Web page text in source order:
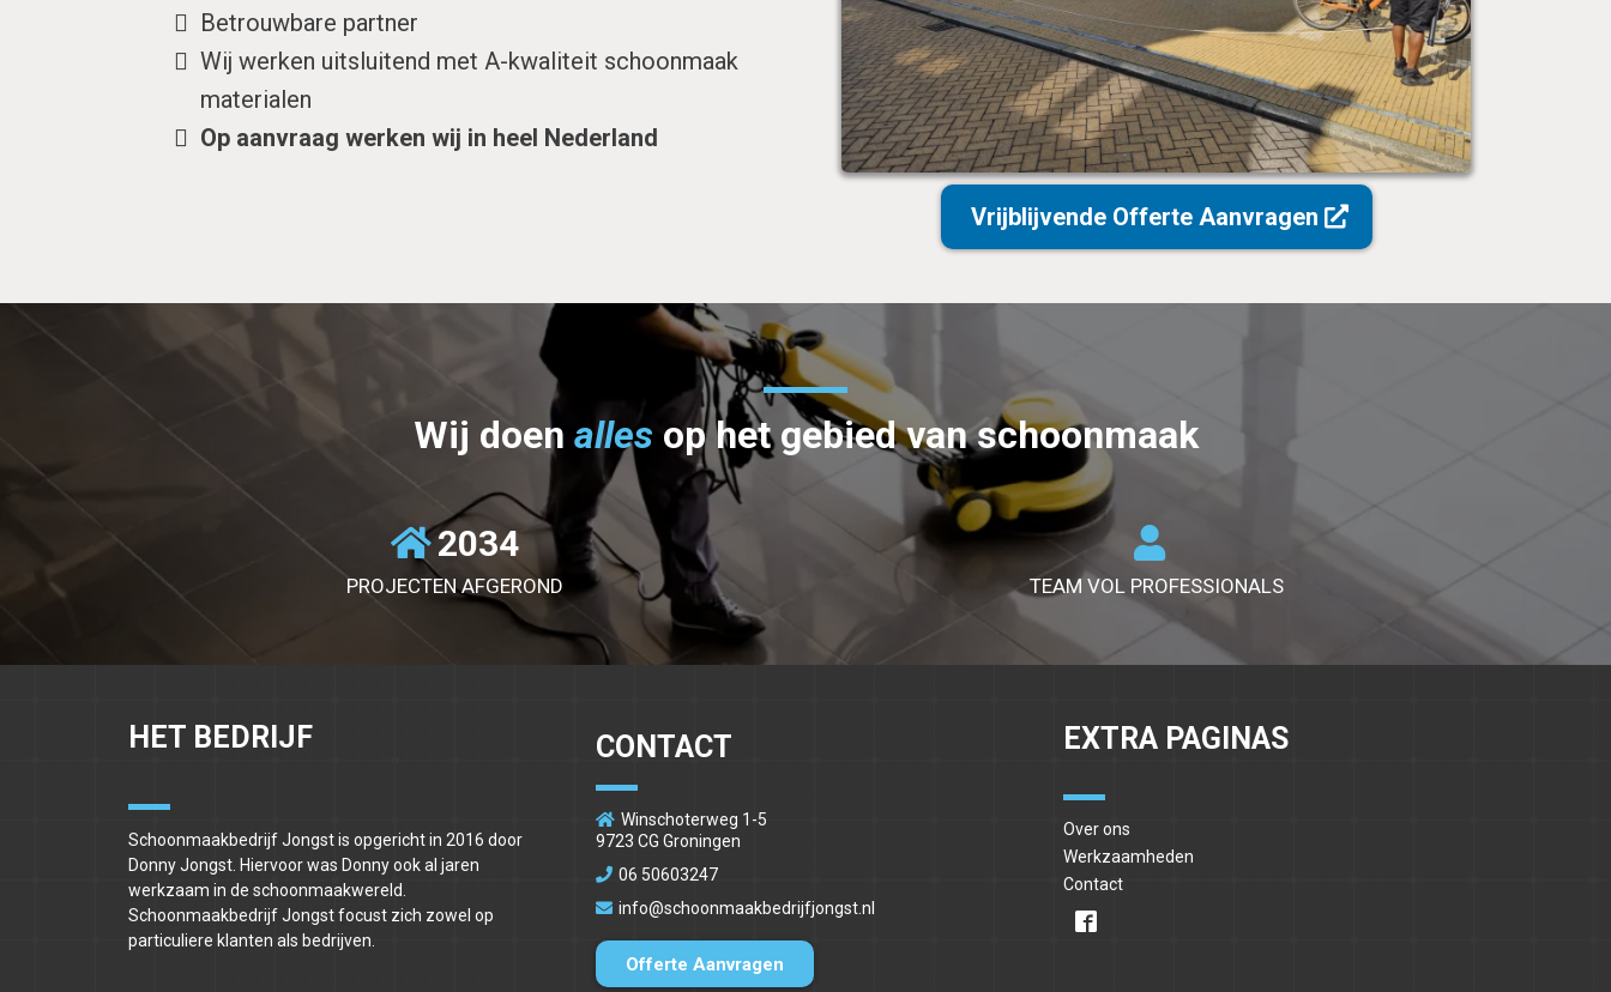
Betrouwbare partner
Wij werken uitsluitend met A-kwaliteit schoonmaak
materialen
Op aanvraag werken wij in heel Nederland
Vrijblijvende Offerte Aanvragen
Wij doen alles op het gebied van schoonmaak
2034
PROJECTEN AFGEROND TEAM VOL PROFESSIONALS
HET BEDRIJF
Schoonmaakbedrijf Jongst is opgericht in 2016 door
Donny Jongst. Hiervoor was Donny ook al jaren
werkzaam in de schoonmaakwereld.
Schoonmaakbedrijf Jongst focust zich zowel op
particuliere klanten als bedrijven.
CONTACT
Winschoterweg 1-5
9723 CG Groningen
06 50603247
info@schoonmaakbedrijfjongst.nl
Offerte Aanvragen
EXTRA PAGINAS
Over ons
Werkzaamheden
Contact